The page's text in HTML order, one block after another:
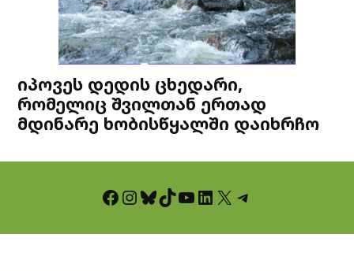
იპოვეს დედის ცხედარი,
რომელიც შვილთან ერთად
მდინარე ხობისწყალში დაიხრჩო
Facebook InstagramBluesky TikTok YouTube LinkedIn X Telegram